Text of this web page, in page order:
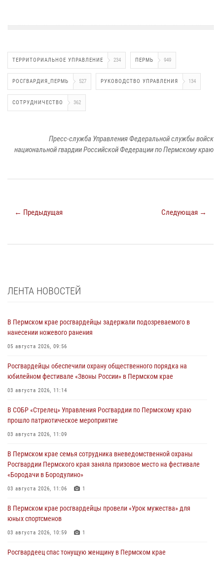
ТЕРРИТОРИАЛЬНОЕ УПРАВЛЕНИЕ 234 ПЕРМЬ 949
РОСГВАРДИЯ_ПЕРМЬ 527 РУКОВОДСТВО УПРАВЛЕНИЯ 134
СОТРУДНИЧЕСТВО 362
Пресс-служба Управления Федеральной службы войск
национальной гвардии Российской Федерации по Пермскому краю
← Предыдущая Следующая →
ЛЕНТА НОВОСТЕЙ
В Пермском крае росгвардейцы задержали подозреваемого в
нанесении ножевого ранения
05 августа 2026, 09:56
Росгвардейцы обеспечили охрану общественного порядка на
юбилейном фестивале «Звоны России» в Пермском крае
03 августа 2026, 11:14
В СОБР «Стрелец» Управления Росгвардии по Пермскому краю
прошло патриотическое мероприятие
03 августа 2026, 11:09
В Пермском крае семья сотрудника вневедомственной охраны
Росгвардии Пермского края заняла призовое место на фестивале
«Бородачи в Бородулино»
03 августа 2026, 11:06 1
В Пермском крае росгвардейцы провели «Урок мужества» для
юных спортсменов
03 августа 2026, 10:59 1
Росгвардеец спас тонущую женщину в Пермском крае